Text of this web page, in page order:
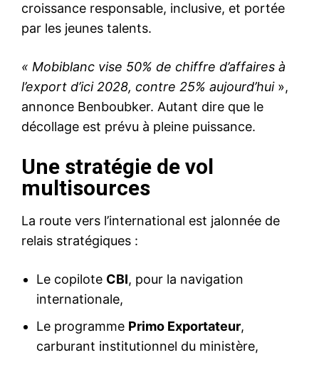
croissance responsable, inclusive, et portée
par les jeunes talents.
« Mobiblanc vise 50% de chiffre d’affaires à
l’export d’ici 2028, contre 25% aujourd’hui»,
annonce Benboubker. Autant dire que le
décollage est prévu à pleine puissance.
Une stratégie de vol
multisources
La route vers l’international est jalonnée de
relais stratégiques :
Le copilote CBI, pour la navigation
internationale,
Le programme Primo Exportateur,
carburant institutionnel du ministère,